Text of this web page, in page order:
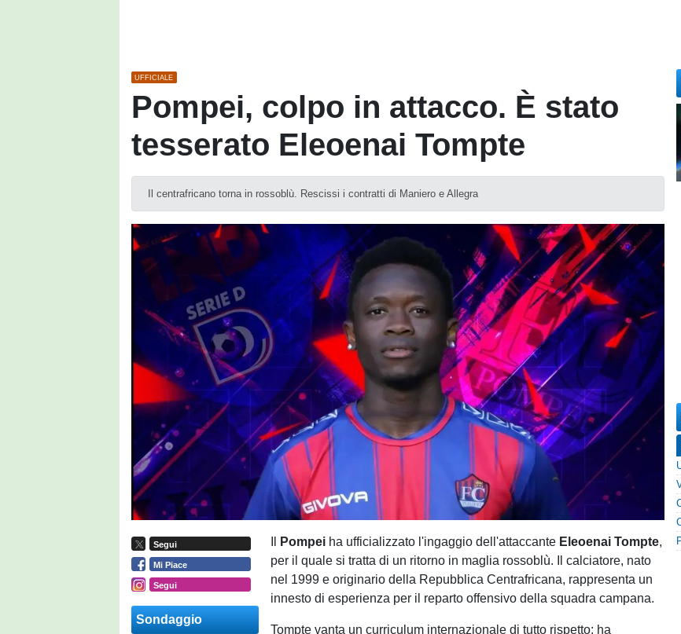
UFFICIALE
Pompei, colpo in attacco. È stato
tesserato Eleoenai Tompte
Il centrafricano torna in rossoblù. Rescissi i contratti di Maniero e Allegra
Segui
Mi Piace
Segui
Sondaggio
Pompei ha ufficializzato l'ingaggio dell'attaccante Eleoenai Tompte,
per il quale si tratta di un ritorno in maglia rossoblù. Il calciatore, nato
nel 1999 e originario della Repubblica Centrafricana, rappresenta un
innesto di esperienza per il reparto offensivo della squadra campana.
Tompte vanta un curriculum internazionale di tutto rispetto: ha